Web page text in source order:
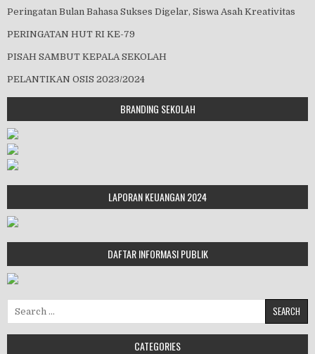
Peringatan Bulan Bahasa Sukses Digelar, Siswa Asah Kreativitas
PERINGATAN HUT RI KE-79
PISAH SAMBUT KEPALA SEKOLAH
PELANTIKAN OSIS 2023/2024
BRANDING SEKOLAH
LAPORAN KEUANGAN 2024
DAFTAR INFORMASI PUBLIK
CATEGORIES